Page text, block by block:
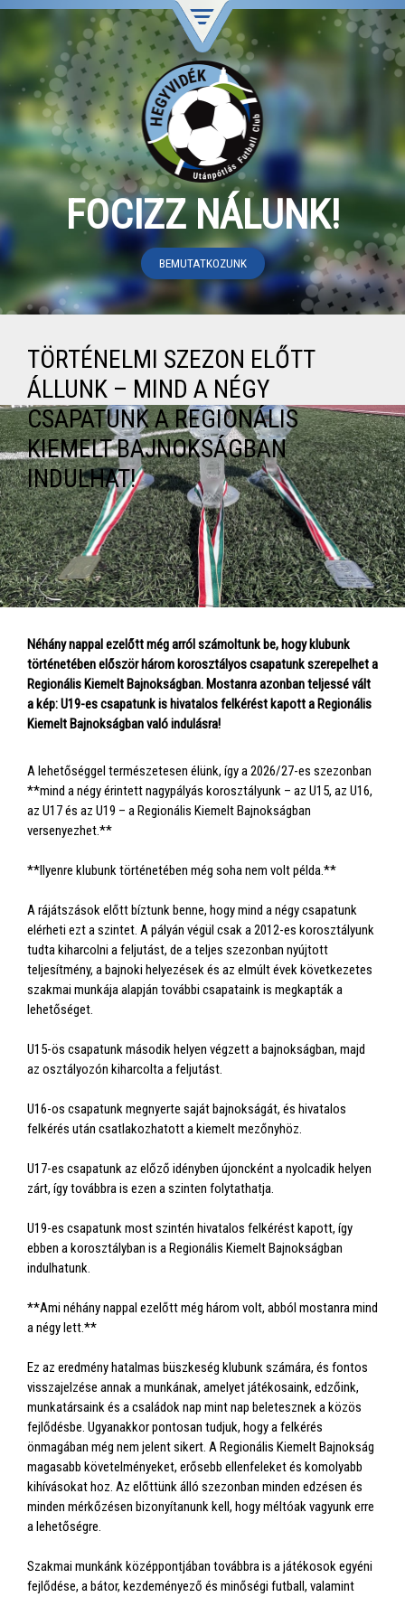
FOCIZZ NÁLUNK!
BEMUTATKOZUNK
TÖRTÉNELMI SZEZON ELŐTT
ÁLLUNK – MIND A NÉGY
CSAPATUNK A REGIONÁLIS
KIEMELT BAJNOKSÁGBAN
INDULHAT!
Néhány nappal ezelőtt még arról számoltunk be, hogy klubunk
történetében először három korosztályos csapatunk szerepelhet a
Regionális Kiemelt Bajnokságban. Mostanra azonban teljessé vált
a kép: U19-es csapatunk is hivatalos felkérést kapott a Regionális
Kiemelt Bajnokságban való indulásra!
A lehetőséggel természetesen élünk, így a 2026/27-es szezonban
**mind a négy érintett nagypályás korosztályunk – az U15, az U16,
az U17 és az U19 – a Regionális Kiemelt Bajnokságban
versenyezhet.**
**Ilyenre klubunk történetében még soha nem volt példa.**
A rájátszások előtt bíztunk benne, hogy mind a négy csapatunk
elérheti ezt a szintet. A pályán végül csak a 2012-es korosztályunk
tudta kiharcolni a feljutást, de a teljes szezonban nyújtott
teljesítmény, a bajnoki helyezések és az elmúlt évek következetes
szakmai munkája alapján további csapataink is megkapták a
lehetőséget.
U15-ös csapatunk második helyen végzett a bajnokságban, majd
az osztályozón kiharcolta a feljutást.
U16-os csapatunk megnyerte saját bajnokságát, és hivatalos
felkérés után csatlakozhatott a kiemelt mezőnyhöz.
U17-es csapatunk az előző idényben újoncként a nyolcadik helyen
zárt, így továbbra is ezen a szinten folytathatja.
U19-es csapatunk most szintén hivatalos felkérést kapott, így
ebben a korosztályban is a Regionális Kiemelt Bajnokságban
indulhatunk.
**Ami néhány nappal ezelőtt még három volt, abból mostanra mind
a négy lett.**
Ez az eredmény hatalmas büszkeség klubunk számára, és fontos
visszajelzése annak a munkának, amelyet játékosaink, edzőink,
munkatársaink és a családok nap mint nap beletesznek a közös
fejlődésbe. Ugyanakkor pontosan tudjuk, hogy a felkérés
önmagában még nem jelent sikert. A Regionális Kiemelt Bajnokság
magasabb követelményeket, erősebb ellenfeleket és komolyabb
kihívásokat hoz. Az előttünk álló szezonban minden edzésen és
minden mérkőzésen bizonyítanunk kell, hogy méltóak vagyunk erre
a lehetőségre.
Szakmai munkánk középpontjában továbbra is a játékosok egyéni
fejlődése, a bátor, kezdeményező és minőségi futball, valamint